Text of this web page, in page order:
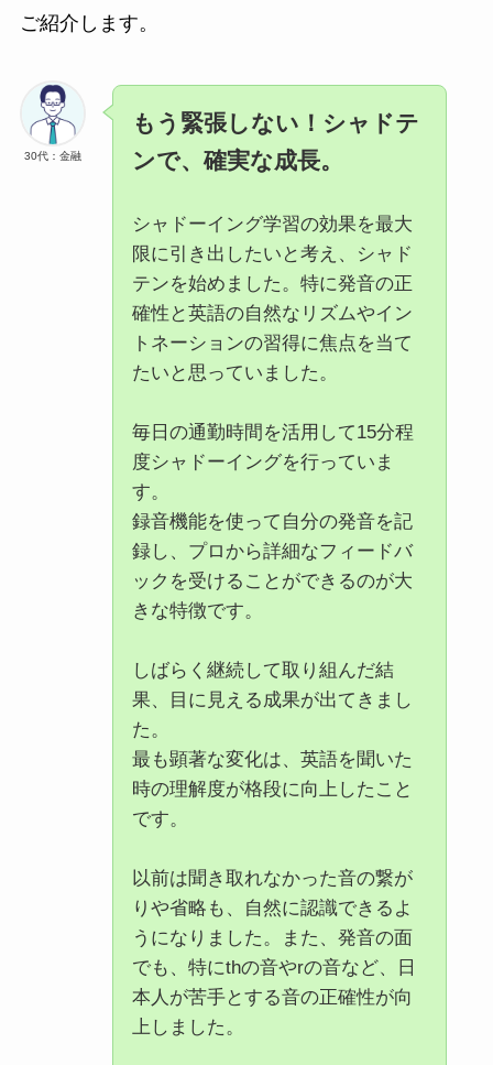
ご紹介します。
30代：金融
もう緊張しない！シャドテ
ンで、確実な成長。
シャドーイング学習の効果を最大
限に引き出したいと考え、シャド
テンを始めました。特に発音の正
確性と英語の自然なリズムやイン
トネーションの習得に焦点を当て
たいと思っていました。
毎日の通勤時間を活用して15分程
度シャドーイングを行っていま
す。
録音機能を使って自分の発音を記
録し、プロから詳細なフィードバ
ックを受けることができるのが大
きな特徴です。
しばらく継続して取り組んだ結
果、目に見える成果が出てきまし
た。
最も顕著な変化は、英語を聞いた
時の理解度が格段に向上したこと
です。
以前は聞き取れなかった音の繋が
りや省略も、自然に認識できるよ
うになりました。また、発音の面
でも、特にthの音やrの音など、日
本人が苦手とする音の正確性が向
上しました。